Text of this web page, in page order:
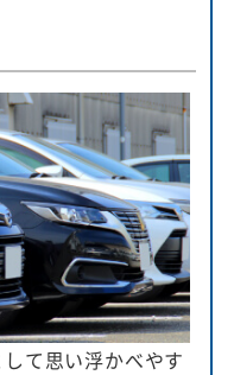
て思い浮かべやす